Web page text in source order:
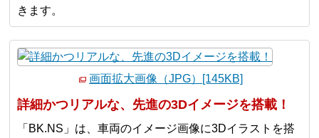
きます。
画面拡大画像（JPG）[145KB]
詳細かつリアルな、先進の3Dイメージを搭載！
「BK.NS」は、車両のイメージ画像に3Dイラストを搭